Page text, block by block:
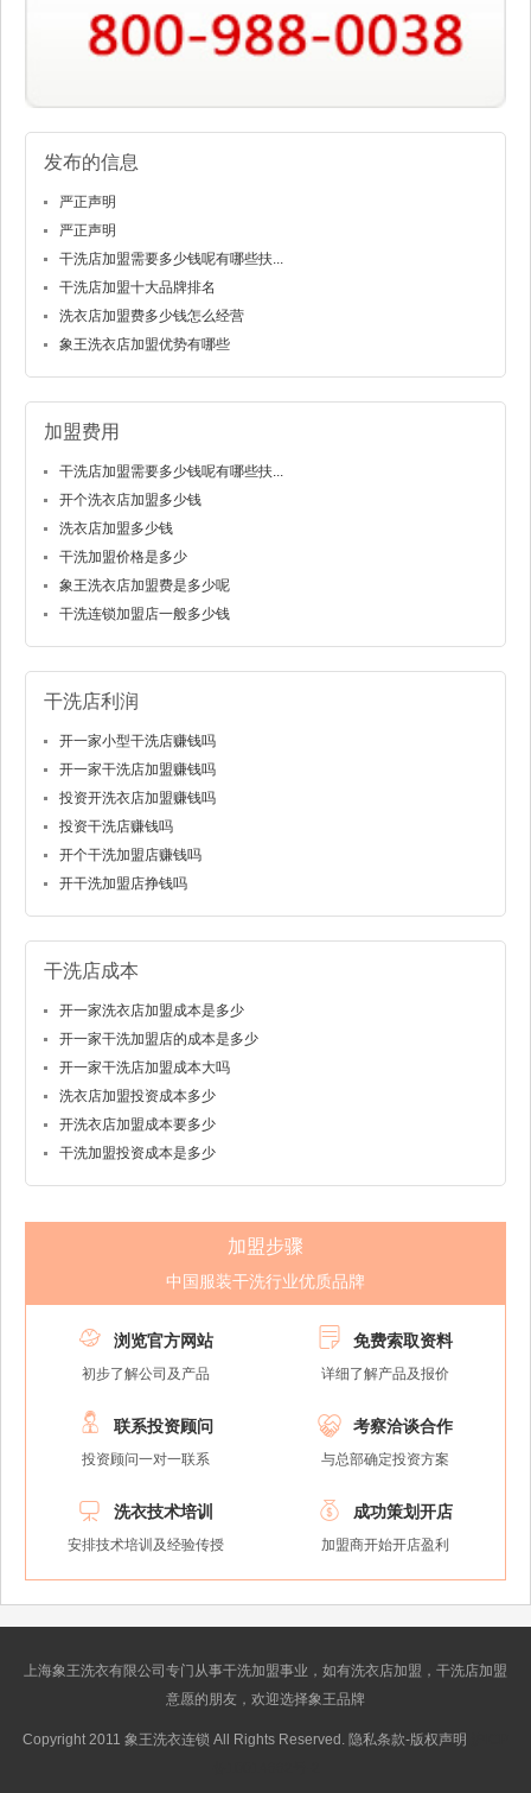
发布的信息
严正声明
严正声明
干洗店加盟需要多少钱呢有哪些扶...
干洗店加盟十大品牌排名
洗衣店加盟费多少钱怎么经营
象王洗衣店加盟优势有哪些
加盟费用
干洗店加盟需要多少钱呢有哪些扶...
开个洗衣店加盟多少钱
洗衣店加盟多少钱
干洗加盟价格是多少
象王洗衣店加盟费是多少呢
干洗连锁加盟店一般多少钱
干洗店利润
开一家小型干洗店赚钱吗
开一家干洗店加盟赚钱吗
投资开洗衣店加盟赚钱吗
投资干洗店赚钱吗
开个干洗加盟店赚钱吗
开干洗加盟店挣钱吗
干洗店成本
开一家洗衣店加盟成本是多少
开一家干洗加盟店的成本是多少
开一家干洗店加盟成本大吗
洗衣店加盟投资成本多少
开洗衣店加盟成本要多少
干洗加盟投资成本是多少
加盟步骤
中国服装干洗行业优质品牌
 浏览官方网站
初步了解公司及产品
 免费索取资料
详细了解产品及报价
 联系投资顾问
投资顾问一对一联系
 考察洽谈合作
与总部确定投资方案
 洗衣技术培训
安排技术培训及经验传授
 成功策划开店
加盟商开始开店盈利
上海象王洗衣有限公司专门从事干洗加盟事业，如有洗衣店加盟，干洗店加盟
意愿的朋友，欢迎选择象王品牌
Copyright 2011 象王洗衣连锁 All Rights Reserved. 隐私条款-版权声明